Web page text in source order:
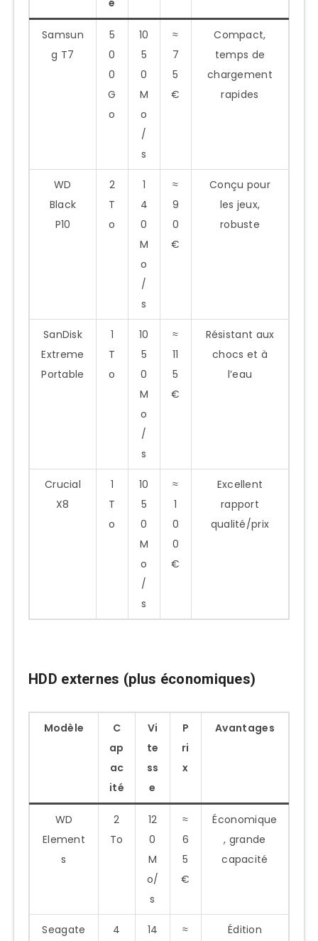
Samsun
g T7
5
0
0
G
o
10
5
0
M
o
/
s
≈
7
5
€
Compact,
temps de
chargement
rapides
WD
Black
P10
2
T
o
1
4
0
M
o
/
s
≈
9
0
€
Conçu pour
les jeux,
robuste
SanDisk
Extreme
Portable
1
T
o
10
5
0
M
o
/
s
≈
11
5
€
Résistant aux
chocs et à
l’eau
Crucial
X8
1
T
o
10
5
0
M
o
/
s
≈
1
0
0
€
Excellent
rapport
qualité/prix
HDD externes (plus économiques)
Modèle
C
ap
ac
ité
Vi
te
ss
e
P
ri
x
Avantages
WD
Element
s
2
To
12
0
M
o/
s
≈
6
5
€
Économique
, grande
capacité
Seagate
4
14
≈
Édition